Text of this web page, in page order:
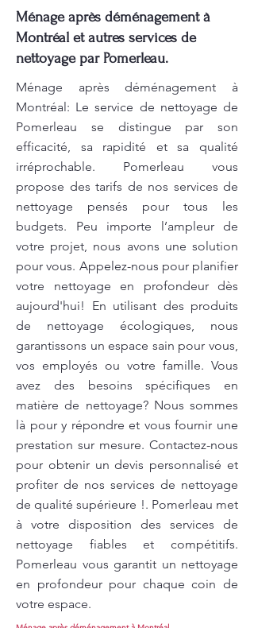
Ménage après déménagement à
Montréal et autres services de
nettoyage par Pomerleau.
Ménage après déménagement à
Montréal: Le service de nettoyage de
Pomerleau se distingue par son
efficacité, sa rapidité et sa qualité
irréprochable. Pomerleau vous
propose des tarifs de nos services de
nettoyage pensés pour tous les
budgets. Peu importe l’ampleur de
votre projet, nous avons une solution
pour vous. Appelez-nous pour planifier
votre nettoyage en profondeur dès
aujourd'hui! En utilisant des produits
de nettoyage écologiques, nous
garantissons un espace sain pour vous,
vos employés ou votre famille. Vous
avez des besoins spécifiques en
matière de nettoyage? Nous sommes
là pour y répondre et vous fournir une
prestation sur mesure. Contactez-nous
pour obtenir un devis personnalisé et
profiter de nos services de nettoyage
de qualité supérieure !. Pomerleau met
à votre disposition des services de
nettoyage fiables et compétitifs.
Pomerleau vous garantit un nettoyage
en profondeur pour chaque coin de
votre espace.